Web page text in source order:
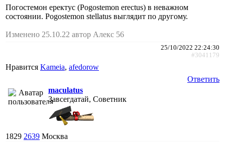
Погостемон еректус (Pogostemon erectus) в неважном
состоянии. Pogostemon stellatus выглядит по другому.
Изменено 25.10.22 автор Алекс 56
25/10/2022 22:24:30
#3041179
Нравится Kameia, afedorow
Ответить
maculatus
Завсегдатай, Советник
1829 2639 Москва